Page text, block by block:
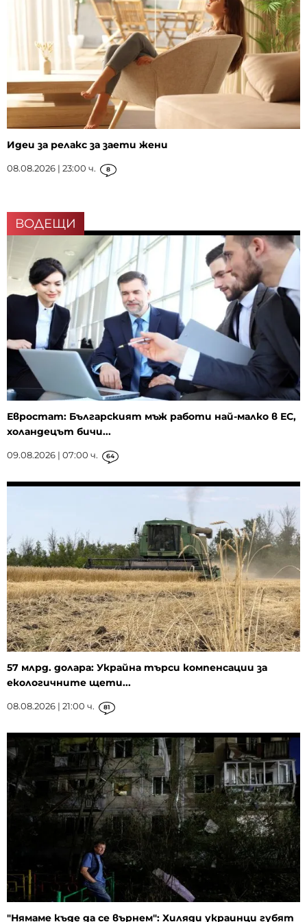
Идеи за релакс за заети жени
08.08.2026 | 23:00 ч. 8
ВОДЕЩИ
Евростат: Българският мъж работи най-малко в ЕС,
холандецът бичи...
09.08.2026 | 07:00 ч. 64
57 млрд. долара: Украйна търси компенсации за
екологичните щети...
08.08.2026 | 21:00 ч. 81
"Нямаме къде да се върнем": Хиляди украинци губят